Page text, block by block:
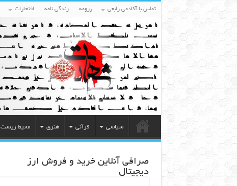
تماس با آکادمی رابعی رزومه زندگی نامه افتخارات
سیاسی قرآنی هنری محیط زیست
صرافی آنلاین خرید و فروش ارز
دیجیتال